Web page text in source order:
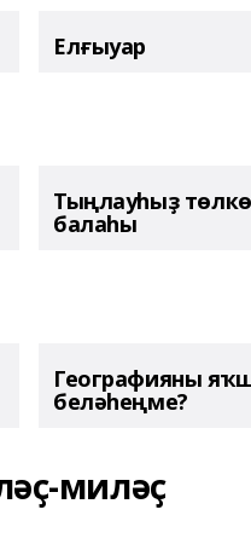
Елғыуар
Тыңлауһыҙ төлкө
балаһы
Географияны
беләһеңме?
миләҫ